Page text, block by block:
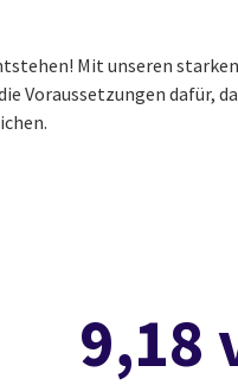
Mit unseren
Voraussetzungen dafür,
9,18